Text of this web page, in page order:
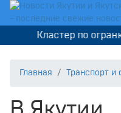
Кластер по
Главная Транспорт и